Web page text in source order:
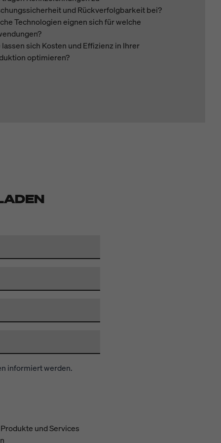
und Rückverfolgbarkeit bei?
Technologien eignen sich für welche
lassen sich Kosten und Effizienz in Ihrer
optimieren?
informiert werden.
und Services